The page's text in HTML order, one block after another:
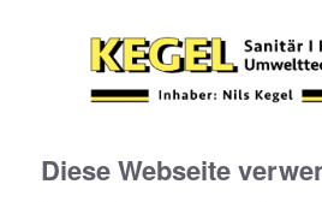
Diese Webseite